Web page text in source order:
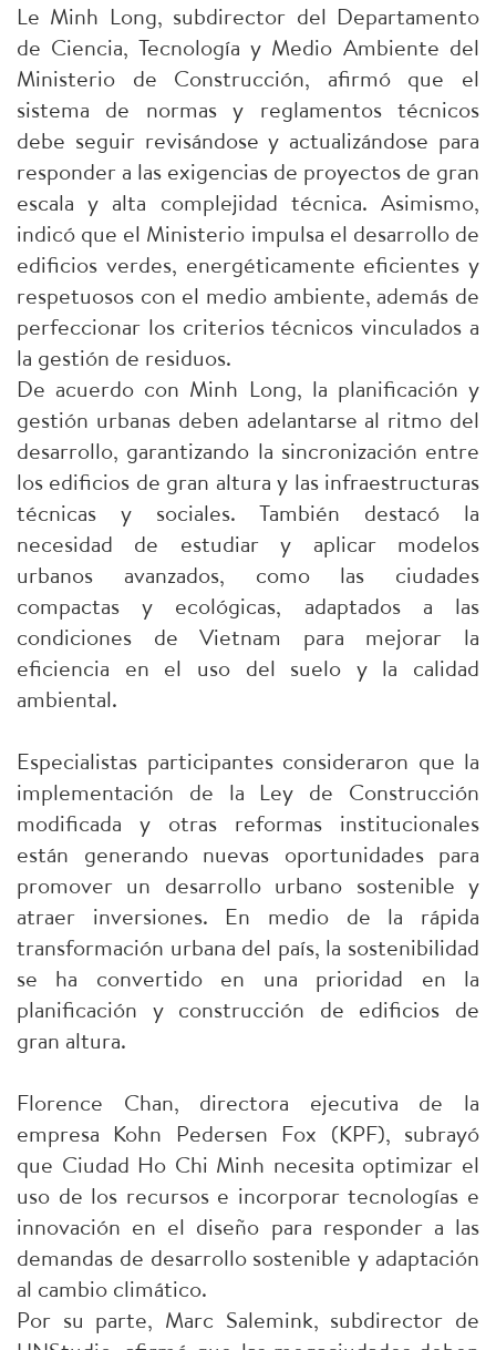
Le Minh Long, subdirector del Departamento
de Ciencia, Tecnología y Medio Ambiente del
Ministerio de Construcción, afirmó que el
sistema de normas y reglamentos técnicos
debe seguir revisándose y actualizándose para
responder a las exigencias de proyectos de gran
escala y alta complejidad técnica. Asimismo,
indicó que el Ministerio impulsa el desarrollo de
edificios verdes, energéticamente eficientes y
respetuosos con el medio ambiente, además de
perfeccionar los criterios técnicos vinculados a
la gestión de residuos.
De acuerdo con Minh Long, la planificación y
gestión urbanas deben adelantarse al ritmo del
desarrollo, garantizando la sincronización entre
los edificios de gran altura y las infraestructuras
técnicas y sociales. También destacó la
necesidad de estudiar y aplicar modelos
urbanos avanzados, como las ciudades
compactas y ecológicas, adaptados a las
condiciones de Vietnam para mejorar la
eficiencia en el uso del suelo y la calidad
ambiental.
Especialistas participantes consideraron que la
implementación de la Ley de Construcción
modificada y otras reformas institucionales
están generando nuevas oportunidades para
promover un desarrollo urbano sostenible y
atraer inversiones. En medio de la rápida
transformación urbana del país, la sostenibilidad
se ha convertido en una prioridad en la
planificación y construcción de edificios de
gran altura.
Florence Chan, directora ejecutiva de la
empresa Kohn Pedersen Fox (KPF), subrayó
que Ciudad Ho Chi Minh necesita optimizar el
uso de los recursos e incorporar tecnologías e
innovación en el diseño para responder a las
demandas de desarrollo sostenible y adaptación
al cambio climático.
Por su parte, Marc Salemink, subdirector de